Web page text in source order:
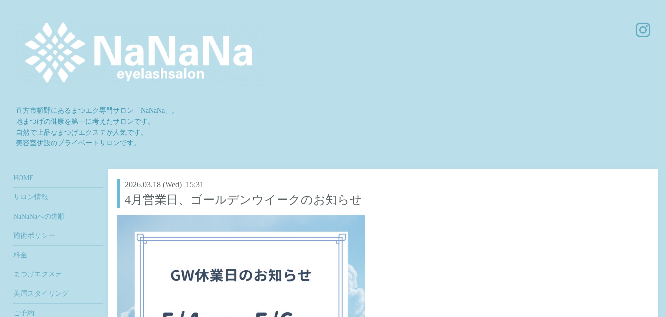
直方市頓野にあるまつエク専門サロン「NaNaNa」。
地まつげの健康を第一に考えたサロンです。
自然で上品なまつげエクステが人気です。
美容室併設のプライベートサロンです。
2026.03.18 (Wed) 15:31
4月営業日、ゴールデンウイークのお知らせ
HOME
サロン情報
NaNaNaへの道順
施術ポリシー
料金
まつげエクステ
美眉スタイリング
ご予約